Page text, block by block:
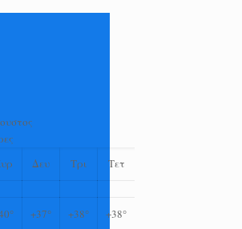
Δευ Τρι Τετ
+37° +38° +38°